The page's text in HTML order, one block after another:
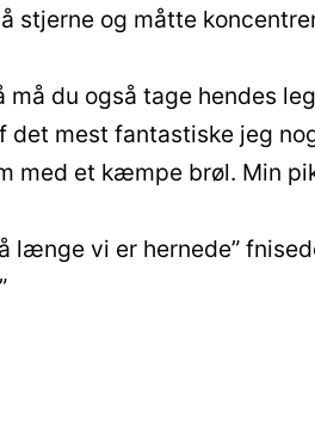
stjerne og måtte
må du også tage hendes
det mest fantastiske jeg
med et kæmpe brøl. Min
længe vi er hernede”